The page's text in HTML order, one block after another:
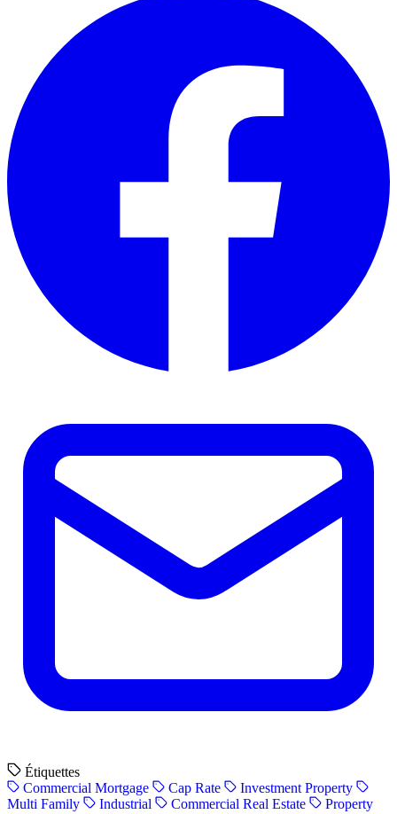
Étiquettes
Commercial Mortgage
Cap Rate
Investment Property
Multi Family
Industrial Commercial Real Estate
Property